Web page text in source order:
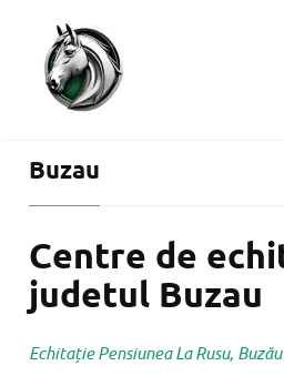
Buzau
Centre de
judetul Buzau
Echitație Pensiunea La Rusu, Buzău